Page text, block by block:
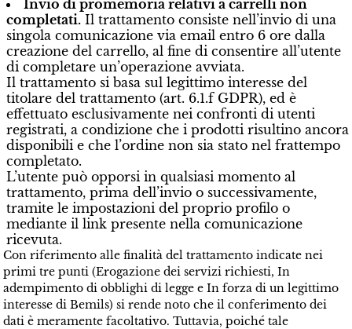
Invio di promemoria relativi a carrelli non
completati. Il trattamento consiste nell’invio di una
singola comunicazione via email entro 6 ore dalla
creazione del carrello, al fine di consentire all’utente
di completare un’operazione avviata.
Il trattamento si basa sul legittimo interesse del
titolare del trattamento (art. 6.1.f GDPR), ed è
effettuato esclusivamente nei confronti di utenti
registrati, a condizione che i prodotti risultino ancora
disponibili e che l’ordine non sia stato nel frattempo
completato.
L’utente può opporsi in qualsiasi momento al
trattamento, prima dell’invio o successivamente,
tramite le impostazioni del proprio profilo o
mediante il link presente nella comunicazione
ricevuta.
Con riferimento alle finalità del trattamento indicate nei
primi tre punti (Erogazione dei servizi richiesti, In
adempimento di obblighi di legge e In forza di un legittimo
interesse di Bemils) si rende noto che il conferimento dei
dati è meramente facoltativo. Tuttavia, poiché tale